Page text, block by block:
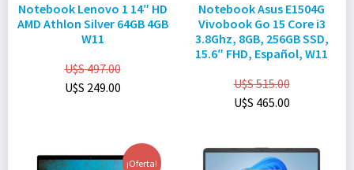
Notebook Lenovo 1 14″ HD
AMD Athlon Silver 64GB 4GB
W11
U$S497.00
U$S 249.00
Notebook Asus E1504G
Vivobook Go 15 Core i3
3.8Ghz, 8GB, 256GB SSD,
15.6″ FHD, Español, W11
U$S515.00
U$S 465.00
¡Oferta!